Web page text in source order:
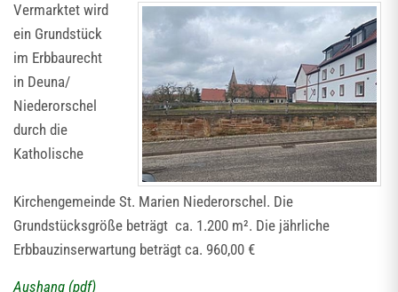
Vermarktet wird
ein Grundstück
im Erbbaurecht
in Deuna/
Niederorschel
durch die
Katholische
Kirchengemeinde St. Marien Niederorschel. Die
Grundstücksgröße beträgt ca. 1.200 m². Die jährliche
Erbbauzinserwartung beträgt ca. 960,00 €
Aushang (pdf)